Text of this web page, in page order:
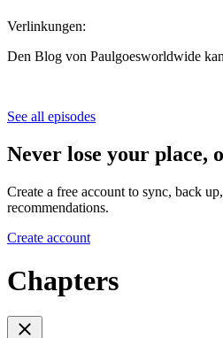
Verlinkungen:
Den Blog von Paulgoesworldwide
See all episodes
Never lose your place,
Create a free account to sync, back
recommendations.
Create account
Chapters